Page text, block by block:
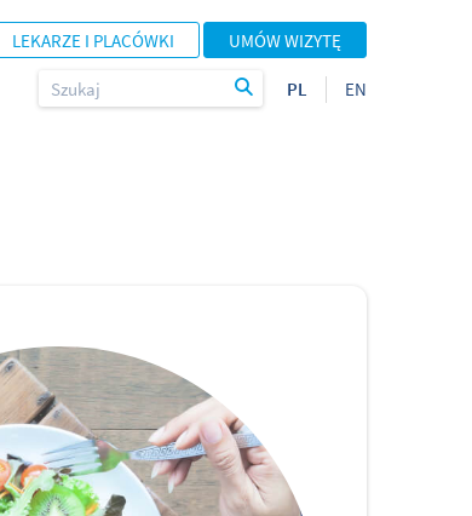
LEKARZE I PLACÓWKI UMÓW WIZYTĘ
PL EN